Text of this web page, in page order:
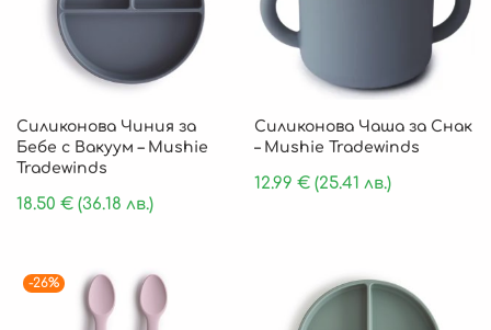
Силиконова Чиния за
Бебе с Вакуум – Mushie
Tradewinds
18.50 € (36.18 лв.)
Силиконова Чаша за Снак
– Mushie Tradewinds
12.99€ (25.41 лв.)
-26%